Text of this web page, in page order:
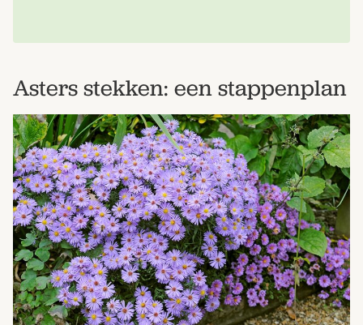
Asters stekken: een stappenplan